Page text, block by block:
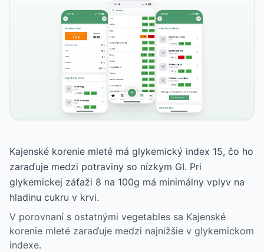
Kajenské korenie mleté má glykemický index 15, čo ho
zaraďuje medzi potraviny so nízkym GI. Pri
glykemickej záťaži 8 na 100g má minimálny vplyv na
hladinu cukru v krvi.
V porovnaní s ostatnými vegetables sa Kajenské
korenie mleté zaraďuje medzi najnižšie v glykemickom
indexe.